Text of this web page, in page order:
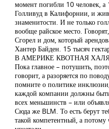
момент погибли 10 человек,
Голливуд в Калифорнии, и
знаменитости. И не только
вообще райское место.
Сгорел и дом, который
Хантер Байден. 15 тысяч
В АМЕРИКЕ КВОТНАЯ
Пока главное – потушить,
говорит, а разоряется по
помните о политике
каждой компании должны быть
всех меньшинств – или
Сюда же BLM. То есть берут
такой компетентный, а